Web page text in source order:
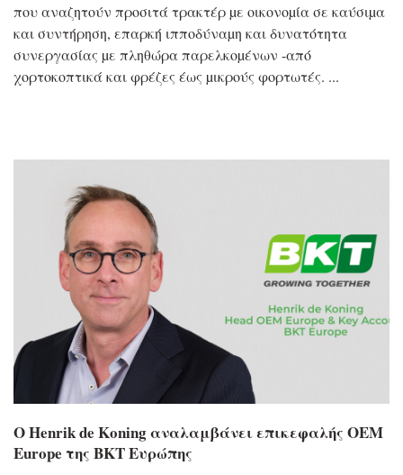
που αναζητούν προσιτά τρακτέρ µε οικονοµία σε καύσιµα
και συντήρηση, επαρκή ιπποδύναµη και δυνατότητα
συνεργασίας µε πληθώρα παρελκοµένων -από
χορτοκοπτικά και φρέζες έως µικρούς φορτωτές.
Ο Henrik de Koning αναλαμβάνει επικεφαλής OEM
Europe της BKT Ευρώπης